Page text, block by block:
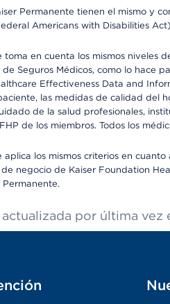
Permanente tienen el mismo y
Americans with Disabilities
toma en cuenta los mismos niveles
Seguros Médicos, como lo hace
Effectiveness Data and
las medidas de calidad del
de la salud profesionales,
de los miembros. Todos los
aplica los mismos criterios en
negocio de Kaiser Foundation
actualizada por última